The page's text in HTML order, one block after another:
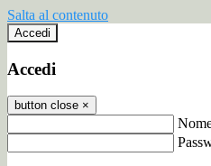
Salta al contenuto
Accedi
Accedi
button close ×